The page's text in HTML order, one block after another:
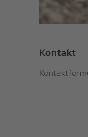
Kontakt